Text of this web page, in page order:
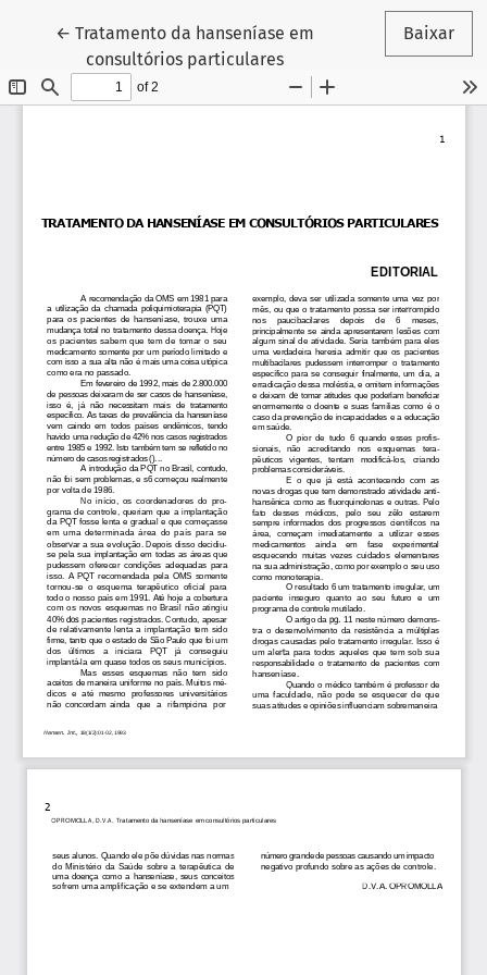
←Voltar aos Detalhes do Artigo
Tratamento da hanseníase em
consultórios particulares
Baixar